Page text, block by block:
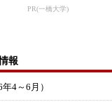
PR(一橋大学)
報
4～6月）